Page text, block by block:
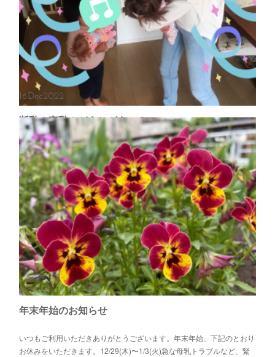
断乳？卒乳？どうちがうの？
こんばんは。助産師の宮本です。久しぶりに子どもたちの寝かしつけで
一緒に寝落ちせず･･・リビングに生還してきました!いただいたご質
問、ご相談、少しずつアップしたいと思います。断乳とは、字のごと…
16 Dec2022
年末年始のお知らせ
いつもご利用いただきありがとうございます。年末年始、下記のとおり
お休みをいただきます。12/29(木)〜1/3(火)急な母乳トラブルなど、緊